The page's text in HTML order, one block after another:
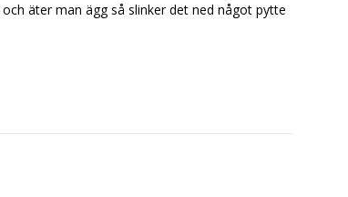
och äter man ägg så slinker det ned något pytte